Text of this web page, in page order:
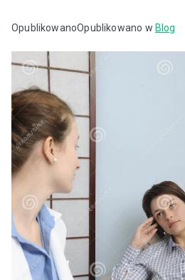
OpublikowanoOpublikowano w Blog